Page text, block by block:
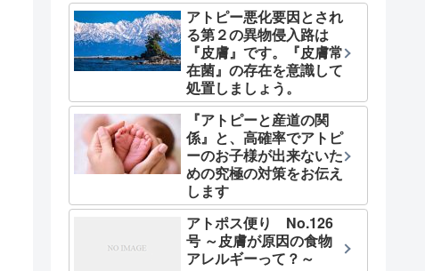
アトピー悪化要因とされ
る第２の異物侵入路は
『皮膚』です。『皮膚常
在菌』の存在を意識して
処置しましょう。
『アトピーと産道の関
係』と、高確率でアトピ
ーのお子様が出来ないた
めの究極の対策をお伝え
します
アトポス便り No.126
号 ～皮膚が原因の食物
アレルギーって？～